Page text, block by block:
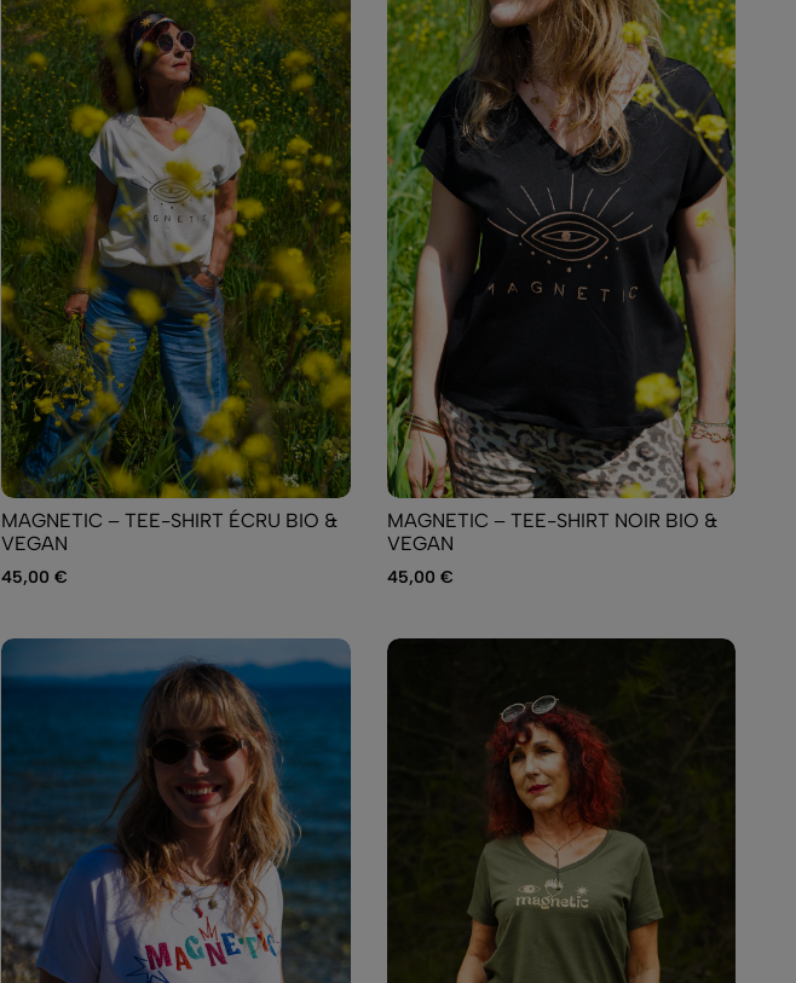
MAGNETIC – TEE-SHIRT ÉCRU BIO &
VEGAN
45,00 €
MAGNETIC – TEE-SHIRT NOIR BIO &
VEGAN
45,00 €